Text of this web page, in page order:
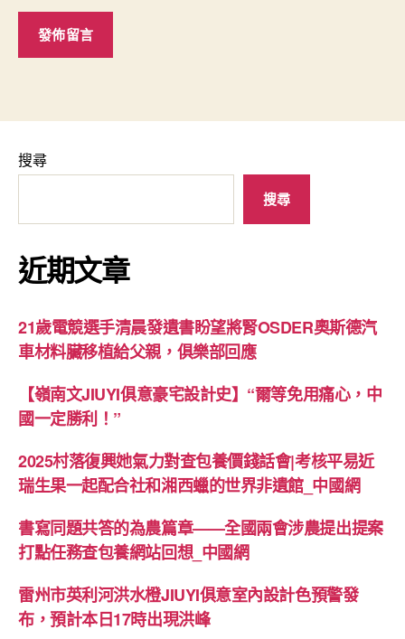
搜尋
搜尋
近期文章
21歲電競選手清晨發遺書盼望將腎OSDER奧斯德汽
車材料臟移植給父親，俱樂部回應
【嶺南文JIUYI俱意豪宅設計史】“爾等免用痛心，中
國一定勝利！”
2025村落復興她氣力對查包養價錢話會|考核平易近
瑞生果一起配合社和湘西蠟的世界非遺館_中國網
書寫同題共答的為農篇章——全國兩會涉農提出提案
打點任務查包養網站回想_中國網
雷州市英利河洪水橙JIUYI俱意室內設計色預警發
布，預計本日17時出現洪峰